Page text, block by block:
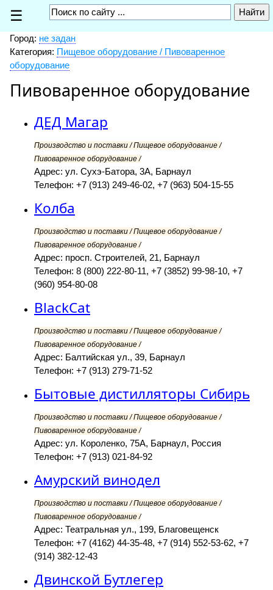
☰
Город: не задан
Категория: Пищевое оборудование / Пивоваренное
оборудование
Пивоваренное оборудование
ДЕД Магар
Производство и поставки / Пищевое оборудование /
Пивоваренное оборудование /
Адрес: ул. Сухэ-Батора, 3А, Барнаул
Телефон: +7 (913) 249-46-02, +7 (963) 504-15-55
Колба
Производство и поставки / Пищевое оборудование /
Пивоваренное оборудование /
Адрес: просп. Строителей, 21, Барнаул
Телефон: 8 (800) 222-80-11, +7 (3852) 99-98-10, +7
(960) 954-80-08
BlackCat
Производство и поставки / Пищевое оборудование /
Пивоваренное оборудование /
Адрес: Балтийская ул., 39, Барнаул
Телефон: +7 (913) 279-71-52
Бытовые дистилляторы Сибирь
Производство и поставки / Пищевое оборудование /
Пивоваренное оборудование /
Адрес: ул. Короленко, 75А, Барнаул, Россия
Телефон: +7 (913) 021-84-92
Амурский винодел
Производство и поставки / Пищевое оборудование /
Пивоваренное оборудование /
Адрес: Театральная ул., 199, Благовещенск
Телефон: +7 (4162) 44-35-48, +7 (914) 552-53-62, +7
(914) 382-12-43
Двинской Бутлегер